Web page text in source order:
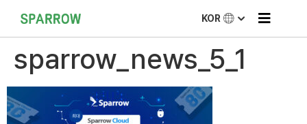
KOR
sparrow_news_5_1